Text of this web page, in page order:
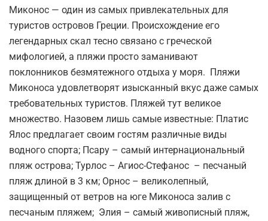
Миконос — один из самых привлекательных для
туристов островов Греции. Происхождение его
легендарных скал тесно связано с греческой
мифологией, а пляжи просто заманивают
поклонников безмятежного отдыха у моря. Пляжи
Миконоса удовлетворят изысканный вкус даже самых
требовательных туристов. Пляжей тут великое
множество. Назовем лишь самые известные: Платис
Ялос предлагает своим гостям различные виды
водного спорта; Псару – самый интернациональный
пляж острова; Турлос – Агиос-Стефанос – песчаный
пляж длиной в 3 км; Орнос – великолепный,
защищенный от ветров на юге Миконоса залив с
песчаным пляжем; Элия – самый живописный пляж,